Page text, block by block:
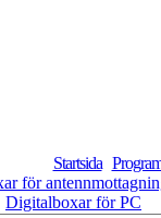
Startsida
för
Digitalboxar för PC